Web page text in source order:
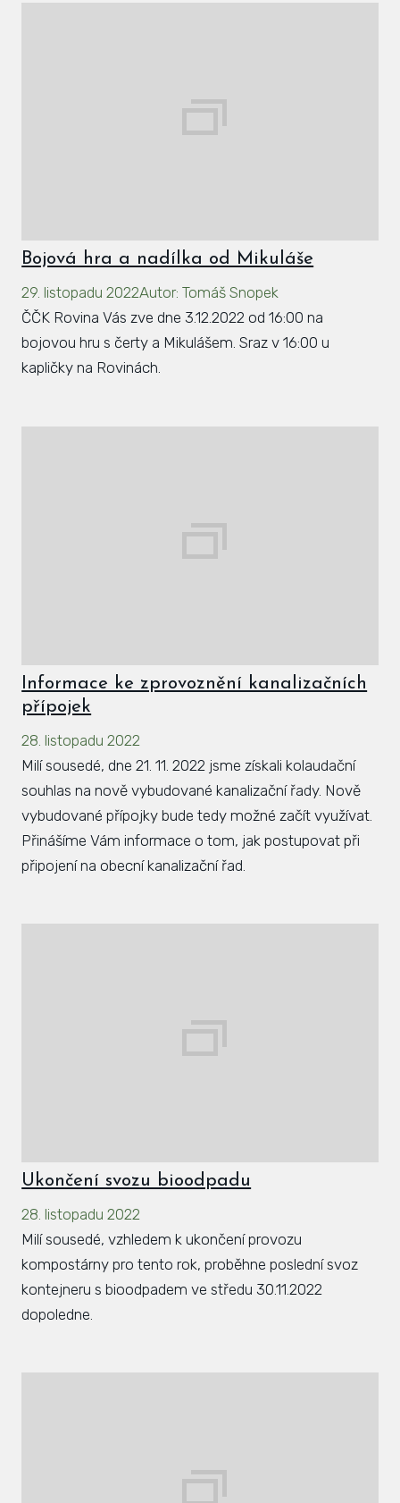
Bojová hra a nadílka od Mikuláše
29. listopadu 2022Autor: Tomáš Snopek
ČČK Rovina Vás zve dne 3.12.2022 od 16:00 na
bojovou hru s čerty a Mikulášem. Sraz v 16:00 u
kapličky na Rovinách.
Informace ke zprovoznění kanalizačních
přípojek
28. listopadu 2022
Milí sousedé, dne 21. 11. 2022 jsme získali kolaudační
souhlas na nově vybudované kanalizační řady. Nově
vybudované přípojky bude tedy možné začít využívat.
Přinášíme Vám informace o tom, jak postupovat při
připojení na obecní kanalizační řad.
Ukončení svozu bioodpadu
28. listopadu 2022
Milí sousedé, vzhledem k ukončení provozu
kompostárny pro tento rok, proběhne poslední svoz
kontejneru s bioodpadem ve středu 30.11.2022
dopoledne.